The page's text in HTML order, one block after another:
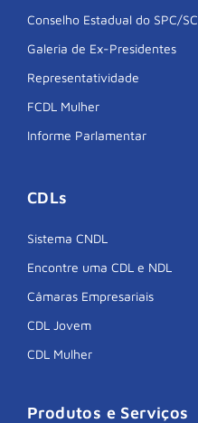
Conselho Estadual do SPC/SC
Galeria de Ex-Presidentes
Representatividade
FCDL Mulher
Informe Parlamentar
CDLs
Sistema CNDL
Encontre uma CDL e NDL
Câmaras Empresariais
CDL Jovem
CDL Mulher
Produtos e Serviços